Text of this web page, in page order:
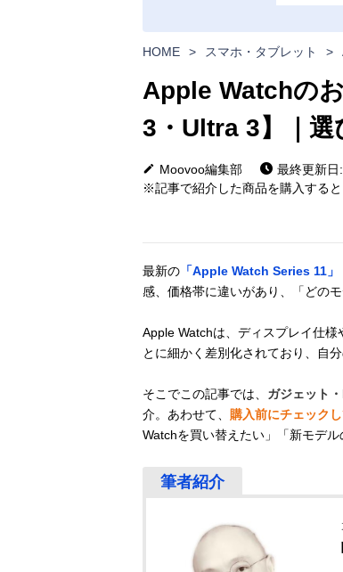
HOME > スマホ・タブレット >
Apple Watchの
3・Ultra 3】｜選
Moovoo編集部
最終更新
※記事で紹介した商品を購入する
最新の「Apple Watch Series 11
感、価格帯に違いがあり、「どの
Apple Watchは、ディスプレイ仕
とに細かく差別化されており、自
そこでこの記事では、 ガジェット
介。あわせて、
購入前にチェック
Watchを買い替えたい」「新モデ